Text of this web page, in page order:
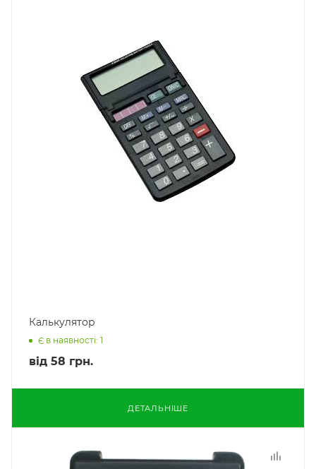
Калькулятор
Є в наявності: 1
від 58 грн.
ДЕТАЛЬНІШЕ